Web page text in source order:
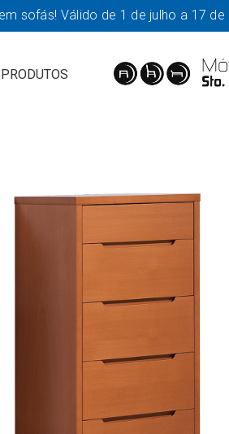
PRODUTOS
sofás! Válido de 1 de julho a 17